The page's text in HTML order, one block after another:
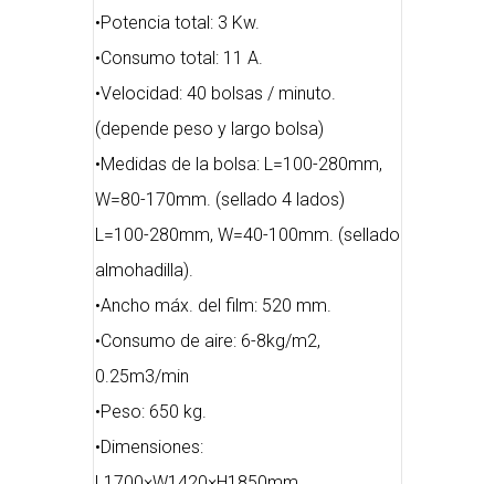
•Potencia total: 3 Kw.
•Consumo total: 11 A.
•Velocidad: 40 bolsas / minuto.
(depende peso y largo bolsa)
•Medidas de la bolsa: L=100-280mm,
W=80-170mm. (sellado 4 lados)
L=100-280mm, W=40-100mm. (sellado
almohadilla).
•Ancho máx. del film: 520 mm.
•Consumo de aire: 6-8kg/m2,
0.25m3/min
•Peso: 650 kg.
•Dimensiones: